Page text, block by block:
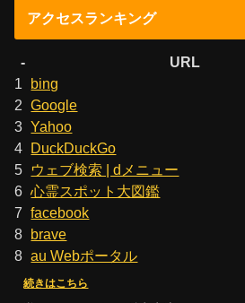
アクセスランキング
-
URL
1
bing
2 Google
3 Yahoo
4 DuckDuckGo
5
ウェブ検索 | dメニュー
6 心霊スポット大図鑑
7 facebook
8 brave
8 au Webポータル
続きはこちら